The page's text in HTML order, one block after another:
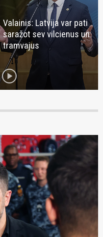
Valainis: Latvija var pati
saražot sev vilcienus un
tramvajus
play_circle